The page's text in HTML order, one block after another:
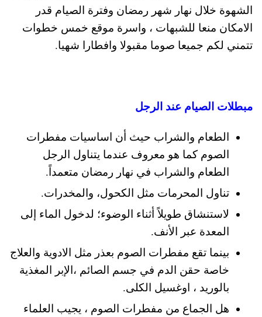
الشهوة خلال نهار شهر رمضان وفترة الصيام قدر
الامكان منعا للشبهات ، واسرة موقع خمس خطوات
تتمني لكم جميعا صوما مقبولا وافطارا شهيا.
مبطلات الصيام عند الرجل
الطعام والشراب حيث أن اساسيات مفطرات
الصوم كما هو معروف عندما يتناول الرجل
الطعام والشراب في نهار رمضان متعمداً.
تناول المحرمات مثل الكحول، والمخدرات.
لاستنشاق طويلاً أثناء الوضوء؛ لدخول الماء إلى
المعدة عبر الأنف.
بينما تقع مفطرات الصوم بعذر مثل الادوية والعلاج
خاصة حقن الدم في جسم الصائم ،الإبر المغذية
بالوريد ، اوغسيل الكلى.
هل الجماع من مفطرات الصوم ، يجيب العلماء